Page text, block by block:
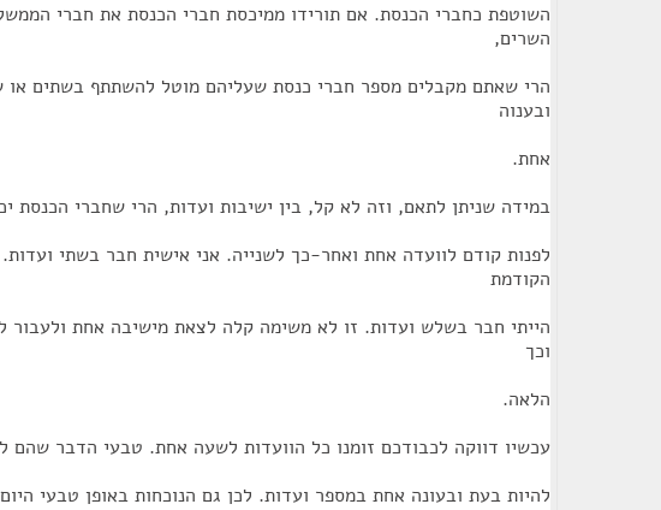
השוטפת כחברי הכנסת. אם תורידו ממיכסת חברי הכנסת את חברי
השרים,
הרי שאתם מקבלים מספר חברי כנסת שעליהם מוטל להשתתף בשתים או
ובענוה
אחת.
במידה שניתן לתאם, וזה לא קל, בין ישיבות ועדות, הרי שחברי הכנסת
לפנות קודם לוועדה אחת ואחר-כך לשנייה. אני אישית חבר בשתי
הקודמת
הייתי חבר בשלש ועדות. זו לא משימה קלה לצאת מישיבה אחת ולעבור
וכך
הלאה.
עכשיו דווקה לכבודכם זומנו כל הוועדות לשעה אחת. טבעי הדבר שהם
להיות בעת ובעונה אחת במספר ועדות. לכן גם הנוכחות באופן טבעי